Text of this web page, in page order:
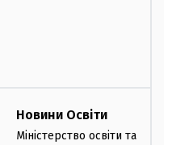
Новини Освіти
Міністерство освіти та